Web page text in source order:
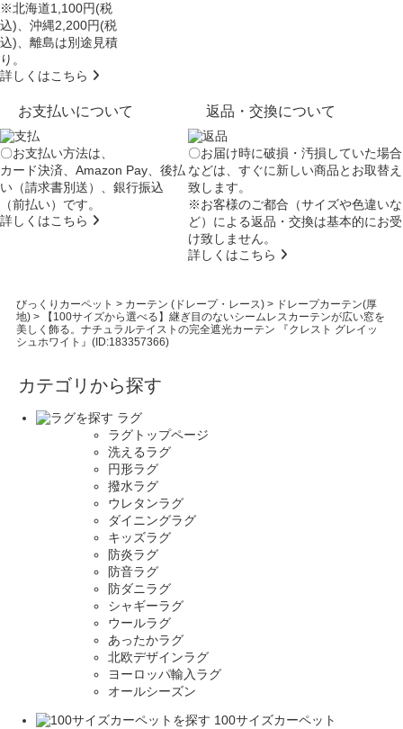
※北海道1,100円(税
込)、沖縄2,200円(税
込)、離島は別途見積
り。
詳しくはこちら
お支払いについて
〇お支払い方法は、
カード決済、Amazon Pay、後払
い（請求書別送）、銀行振込
（前払い）です。
詳しくはこちら
返品・交換について
〇お届け時に破損・汚損していた場合
などは、すぐに新しい商品とお取替え
致します。
※お客様のご都合（サイズや色違いな
ど）による返品・交換は基本的にお受
け致しません。
詳しくはこちら
びっくりカーペット > カーテン (ドレープ・レース)> ドレープカーテン(厚
地)>
【100サイズから選べる】継ぎ目のないシームレスカーテンが広い窓を
美しく飾る。ナチュラルテイストの完全遮光カーテン 『クレスト グレイッ
シュホワイト』(ID:183357366)
カテゴリから探す
ラグ
ラグトップページ
洗えるラグ
円形ラグ
撥水ラグ
ウレタンラグ
ダイニングラグ
キッズラグ
防炎ラグ
防音ラグ
防ダニラグ
シャギーラグ
ウールラグ
あったかラグ
北欧デザインラグ
ヨーロッパ輸入ラグ
オールシーズン
100サイズカーペット